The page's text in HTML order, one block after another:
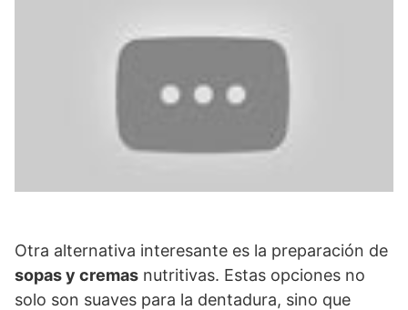
Otra alternativa interesante es la preparación de
sopas y cremas nutritivas. Estas opciones no
solo son suaves para la dentadura, sino que